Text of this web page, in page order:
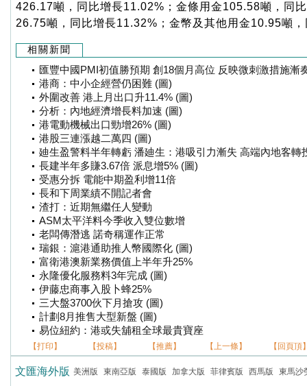
426.17噸，同比增長11.02%；金條用金105.58噸，同
26.75噸，同比增長11.32%；金幣及其他用金10.95噸
相關新聞
匯豐中國PMI初值勝預期 創18個月高位 反映微刺激措施漸
港商：中小企經營仍困難 (圖)
外圍改善 港上月出口升11.4% (圖)
分析：內地經濟增長料加速 (圖)
港電動機械出口勁增26% (圖)
港股三連漲越二萬四 (圖)
廸生盈警料半年轉虧 潘廸生：港吸引力漸失 高端內地客轉
長建半年多賺3.67倍 派息增5% (圖)
受惠分拆 電能中期盈利增11倍
長和下周業績不開記者會
渣打：近期無繼任人變動
ASM太平洋料今季收入雙位數增
老闆傳潛逃 諾奇稱運作正常
瑞銀：滬港通助推人幣國際化 (圖)
富衛港澳新業務價值上半年升25%
永隆優化服務料3年完成 (圖)
伊藤忠商事入股卜蜂25%
三大盤3700伙下月搶攻 (圖)
計劃8月推售大型新盤 (圖)
易位紐約：港或失舖租全球最貴寶座
【打印】 【投稿】 【推薦】 【上一條】 【回頁頂
文匯海外版 美洲版 東南亞版 泰國版 加拿大版 菲律賓版 西馬版 東馬沙